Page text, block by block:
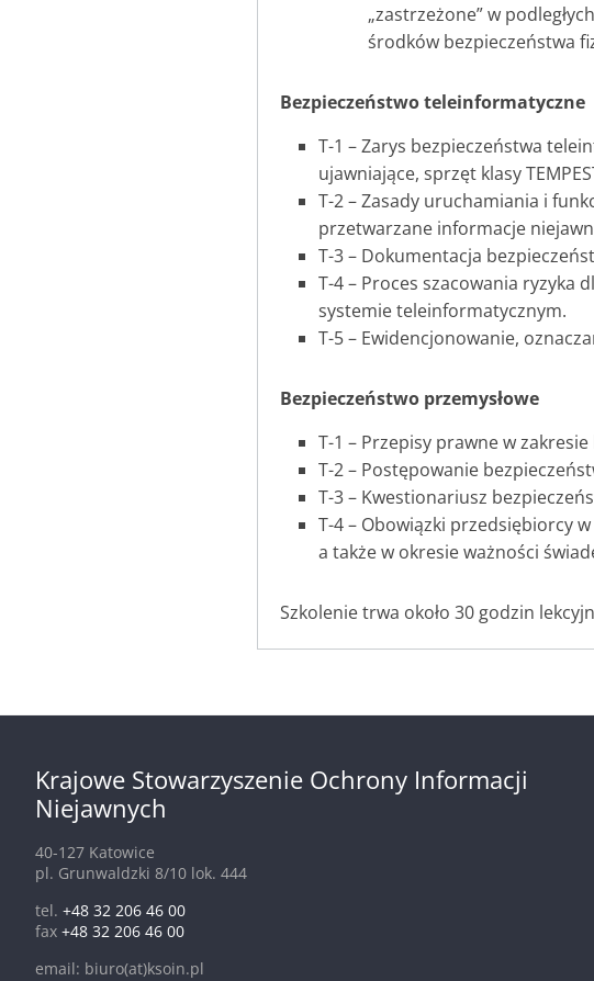
„zastrzeżone” w
środków bezpieczeństwa
Bezpieczeństwo teleinformatyczne
T-1 – Zarys bezpieczeństwa
ujawniające, sprzęt klasy
T-2 – Zasady uruchamiania i
przetwarzane informacje
T-3 – Dokumentacja
T-4 – Proces szacowania ryzyka
systemie teleinformatycznym.
T-5 – Ewidencjonowanie,
Bezpieczeństwo przemysłowe
T-1 – Przepisy prawne w
T-2 – Postępowanie
T-3 – Kwestionariusz
T-4 – Obowiązki przedsiębiorcy
a także w okresie ważności
Szkolenie trwa około 30 godzin
Krajowe Stowarzyszenie Ochrony Informacji
Niejawnych
40-127 Katowice
pl. Grunwaldzki 8/10 lok. 444
tel. +48 32 206 46 00
fax +48 32 206 46 00
email: biuro(at)ksoin.pl